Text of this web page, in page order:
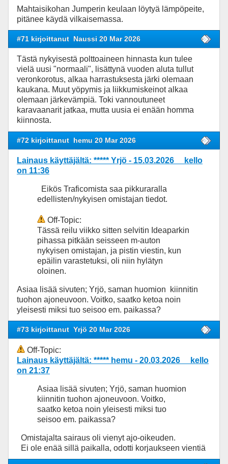
Mahtaisikohan Jumperin keulaan löytyä lämpöpeite,
pitänee käydä vilkaisemassa.
#71 kirjoittanut Naussi 20 Mar 2026
Tästä nykyisestä polttoaineen hinnasta kun tulee
vielä uusi "normaali", lisättynä vuoden aluta tullut
veronkorotus, alkaa harrastuksesta järki olemaan
kaukana. Muut yöpymis ja liikkumiskeinot alkaa
olemaan järkevämpiä. Toki vannoutuneet
karavaanarit jatkaa, mutta uusia ei enään homma
kiinnosta.
#72 kirjoittanut hemu 20 Mar 2026
Lainaus käyttäjältä: ***** Yrjö - 15.03.2026 kello
on 11:36
Eikös Traficomista saa pikkuraralla
edellisten/nykyisen omistajan tiedot.
Off-Topic:
Tässä reilu viikko sitten selvitin Ideaparkin
pihassa pitkään seisseen m-auton
nykyisen omistajan, ja pistin viestin, kun
epäilin varastetuksi, oli niin hylätyn
oloinen.
Asiaa lisää sivuten; Yrjö, saman huomion kiinnitin
tuohon ajoneuvoon. Voitko, saatko ketoa noin
yleisesti miksi tuo seisoo em. paikassa?
#73 kirjoittanut Yrjö 20 Mar 2026
Off-Topic:
Lainaus käyttäjältä: ***** hemu - 20.03.2026 kello
on 21:37
Asiaa lisää sivuten; Yrjö, saman huomion
kiinnitin tuohon ajoneuvoon. Voitko,
saatko ketoa noin yleisesti miksi tuo
seisoo em. paikassa?
Omistajalta sairaus oli vienyt ajo-oikeuden.
Ei ole enää sillä paikalla, odotti korjaukseen vientiä